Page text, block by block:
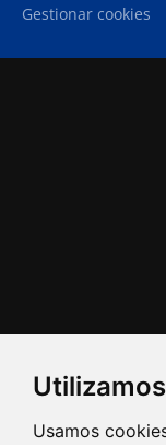
Usamos
Gestionar cookies